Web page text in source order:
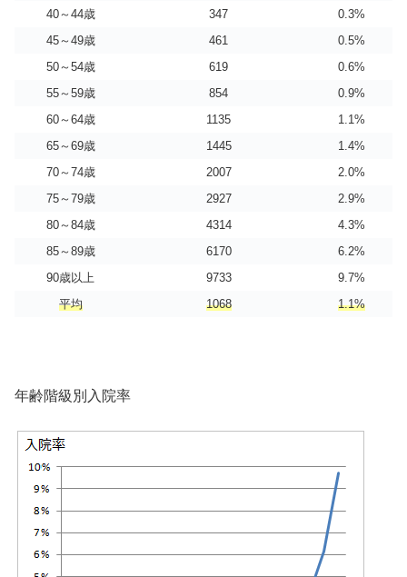
40～44歳
347
0.3%
45～49歳
461
0.5%
50～54歳
619
0.6%
55～59歳
854
0.9%
60～64歳
1135
1.1%
65～69歳
1445
1.4%
70～74歳
2007
2.0%
75～79歳
2927
2.9%
80～84歳
4314
4.3%
85～89歳
6170
6.2%
90歳以上
9733
9.7%
平均
1068 1.1%
年齢階級別入院率